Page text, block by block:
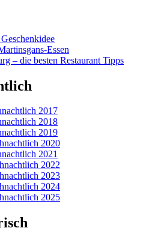
Essen
– die besten Restaurant Tipps
2017
2018
2019
2020
2021
2022
2023
2024
2025